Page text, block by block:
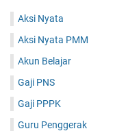
Aksi Nyata
Aksi Nyata PMM
Akun Belajar
Gaji PNS
Gaji PPPK
Guru Penggerak